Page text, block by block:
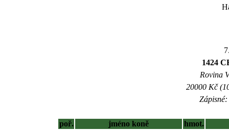
1424
Rovina
20000 Kč
poř. jméno koně
hmot.